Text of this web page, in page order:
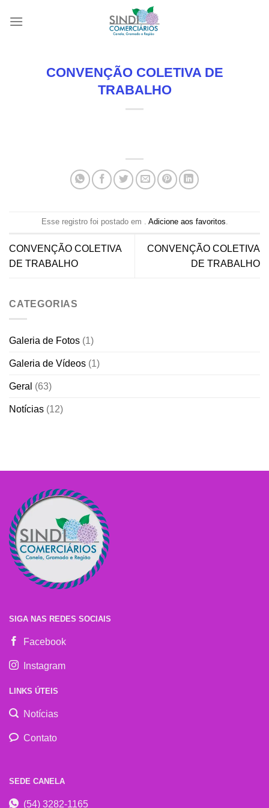
CONVENÇÃO COLETIVA DE
TRABALHO
Esse registro foi postado em . Adicione aos favoritos.
CONVENÇÃO COLETIVA
DE TRABALHO
CONVENÇÃO COLETIVA
DE TRABALHO
CATEGORIAS
Galeria de Fotos (1)
Galeria de Vídeos (1)
Geral (63)
Notícias (12)
SIGA NAS REDES SOCIAIS
Facebook
Instagram
LINKS ÚTEIS
Notícias
Contato
SEDE CANELA
(54) 3282-1165